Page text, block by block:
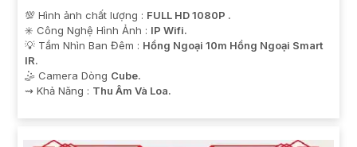
💯 Hình ảnh chất lượng : FULL HD 1080P .
✳️ Công Nghệ Hình Ảnh : IP Wifi.
💡 Tầm Nhìn Ban Đêm : Hồng Ngoại 10m Hồng Ngoại Smart
IR.
🤹 Camera Dòng Cube.
️⇝ Khả Năng : Thu Âm Và Loa.